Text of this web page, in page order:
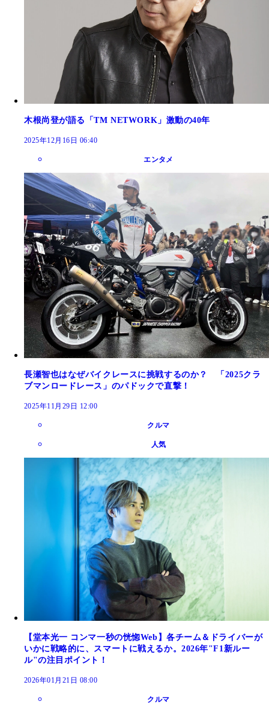
木根尚登が語る「TM NETWORK」激動の40年
2025年12月16日 06:40
エンタメ
長瀬智也はなぜバイクレースに挑戦するのか？ 「2025クラ
ブマンロードレース」のパドックで直撃！
2025年11月29日 12:00
クルマ
人気
【堂本光一 コンマ一秒の恍惚Web】各チーム＆ドライバーが
いかに戦略的に、スマートに戦えるか。2026年"F1新ルー
ル"の注目ポイント！
2026年01月21日 08:00
クルマ